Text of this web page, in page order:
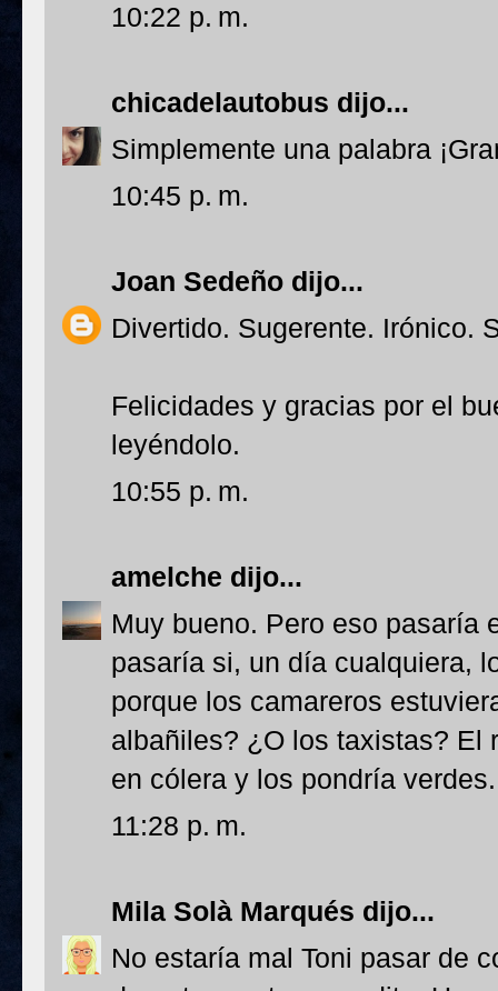
10:22 p. m.
chicadelautobus dijo...
Simplemente una palabra
10:45 p. m.
Joan Sedeño dijo...
Divertido. Sugerente. Irónico.
Felicidades y gracias por el
leyéndolo.
10:55 p. m.
amelche dijo...
Muy bueno. Pero eso pasaría
pasaría si, un día cualquiera,
porque los camareros
albañiles? ¿O los taxistas? El
en cólera y los pondría verdes.
11:28 p. m.
Mila Solà Marqués dijo...
No estaría mal Toni pasar de